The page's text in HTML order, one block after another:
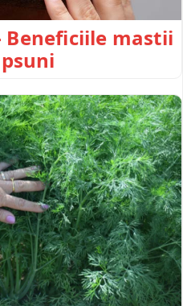
Beneficiile mastii